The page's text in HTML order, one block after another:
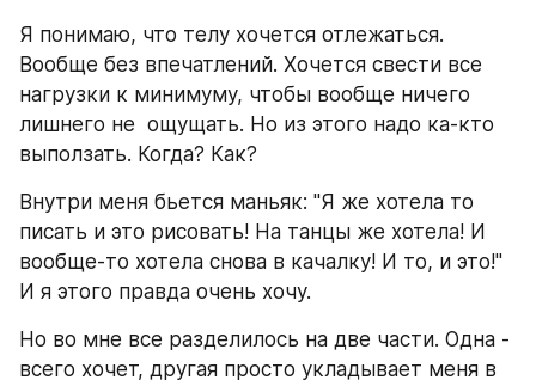
Я понимаю, что телу хочется отлежаться.
Вообще без впечатлений. Хочется свести все
нагрузки к минимуму, чтобы вообще ничего
лишнего не  ощущать. Но из этого надо ка-кто
выползать. Когда? Как?
Внутри меня бьется маньяк: "Я же хотела то
писать и это рисовать! На танцы же хотела! И
вообще-то хотела снова в качалку! И то, и это!"
И я этого правда очень хочу.
Но во мне все разделилось на две части. Одна -
всего хочет, другая просто укладывает меня в